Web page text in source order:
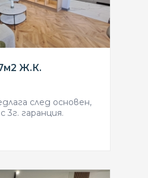
Ж.К.
след основен,
3г. гаранция.